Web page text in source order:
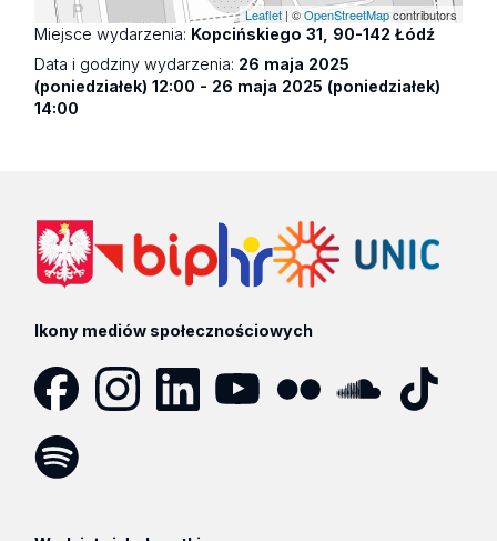
Leaflet| ©OpenStreetMapcontributors
Miejsce wydarzenia: Kopcińskiego 31, 90-142 Łódź
Data i godziny wydarzenia: 26 maja 2025
(poniedziałek) 12:00 - 26 maja 2025 (poniedziałek)
14:00
Ikony mediów społecznościowych